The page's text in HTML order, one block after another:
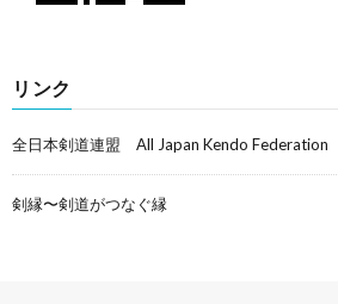
リンク
全日本剣道連盟 All Japan Kendo Federation
剣縁〜剣道がつなぐ縁